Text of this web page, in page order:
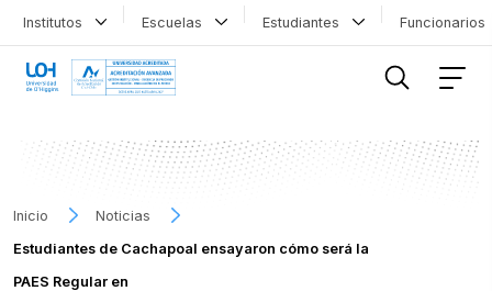
Institutos Escuelas Estudiantes
Inicio
Noticias
Estudiantes de Cachapoal ensayaron cómo será la
PAES Regular en